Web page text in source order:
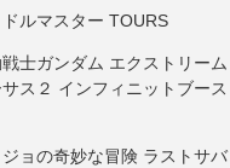
ルマスター TOURS
士ガンダム エクストリーム
ス２ インフィニットブース
ョの奇妙な冒険 ラストサバ